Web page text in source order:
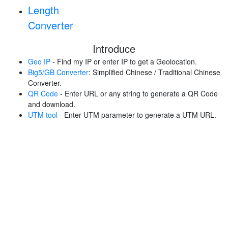
Length
Converter
Introduce
Geo IP - Find my IP or enter IP to get a Geolocation.
Big5/GB Converter: Simplified Chinese / Traditional Chinese
Converter.
QR Code - Enter URL or any string to generate a QR Code
and download.
UTM tool - Enter UTM parameter to generate a UTM URL.